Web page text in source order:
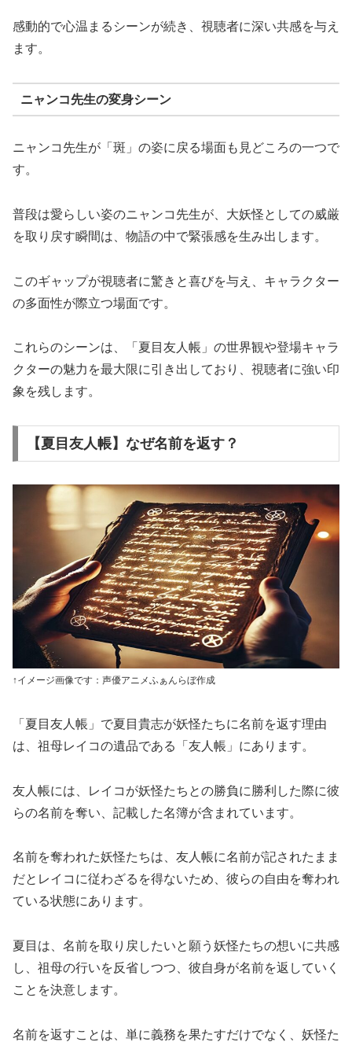
感動的で心温まるシーンが続き、視聴者に深い共感を与え
ます。
ニャンコ先生の変身シーン
ニャンコ先生が「斑」の姿に戻る場面も見どころの一つで
す。
普段は愛らしい姿のニャンコ先生が、大妖怪としての威厳
を取り戻す瞬間は、物語の中で緊張感を生み出します。
このギャップが視聴者に驚きと喜びを与え、キャラクター
の多面性が際立つ場面です。
これらのシーンは、「夏目友人帳」の世界観や登場キャラ
クターの魅力を最大限に引き出しており、視聴者に強い印
象を残します。
【夏目友人帳】なぜ名前を返す？
↑イメージ画像です：声優アニメふぁんらぼ作成
「夏目友人帳」で夏目貴志が妖怪たちに名前を返す理由
は、祖母レイコの遺品である「友人帳」にあります。
友人帳には、レイコが妖怪たちとの勝負に勝利した際に彼
らの名前を奪い、記載した名簿が含まれています。
名前を奪われた妖怪たちは、友人帳に名前が記されたまま
だとレイコに従わざるを得ないため、彼らの自由を奪われ
ている状態にあります。
夏目は、名前を取り戻したいと願う妖怪たちの想いに共感
し、祖母の行いを反省しつつ、彼自身が名前を返していく
ことを決意します。
名前を返すことは、単に義務を果たすだけでなく、妖怪た